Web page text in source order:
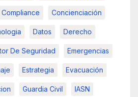
Compliance Concienciación
Datos Derecho
De Seguridad Emergencias
Estrategia Evacuación
Guardia Civil IASN